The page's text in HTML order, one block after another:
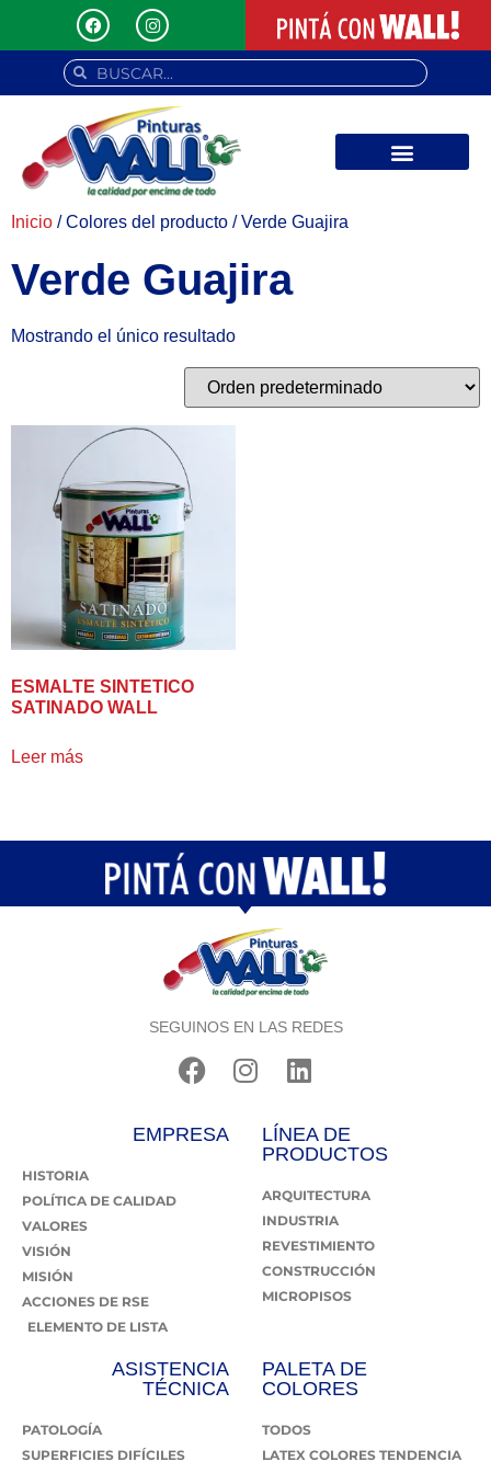
Inicio / Colores del producto / Verde Guajira
Verde Guajira
Mostrando el único resultado
ESMALTE SINTETICO
SATINADO WALL
Leer más
SEGUINOS EN LAS REDES
EMPRESA
HISTORIA
POLÍTICA DE CALIDAD
VALORES
VISIÓN
MISIÓN
ACCIONES DE RSE
ELEMENTO DE LISTA
LÍNEA DE
PRODUCTOS
ARQUITECTURA
INDUSTRIA
REVESTIMIENTO
CONSTRUCCIÓN
MICROPISOS
ASISTENCIA
TÉCNICA
PATOLOGÍA
SUPERFICIES DIFÍCILES
PALETA DE
COLORES
TODOS
LATEX COLORES TENDENCIA